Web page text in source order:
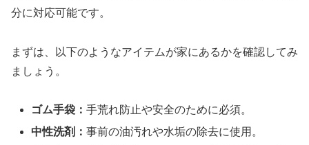
分に対応可能です。
まずは、以下のようなアイテムが家にあるかを確認してみ
ましょう。
ゴム手袋：手荒れ防止や安全のために必須。
中性洗剤：事前の油汚れや水垢の除去に使用。